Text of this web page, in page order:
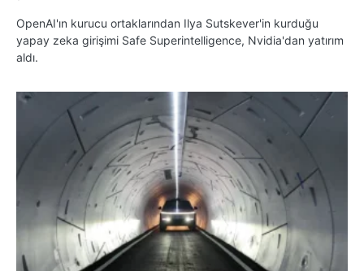
OpenAI'ın kurucu ortaklarından Ilya Sutskever'in kurduğu
yapay zeka girişimi Safe Superintelligence, Nvidia'dan yatırım
aldı.